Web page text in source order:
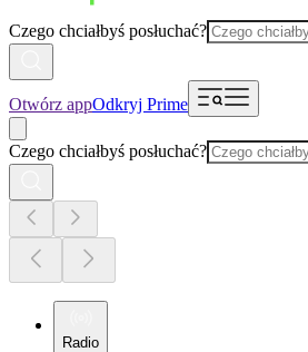
Czego chciałbyś posłuchać?
Otwórz appOdkryj Prime
Czego chciałbyś posłuchać?
Radio